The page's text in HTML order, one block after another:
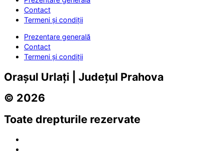
Contact
Termeni și condiții
Prezentare generală
Contact
Termeni și condiții
Orașul Urlați | Județul Prahova
© 2026
Toate drepturile rezervate